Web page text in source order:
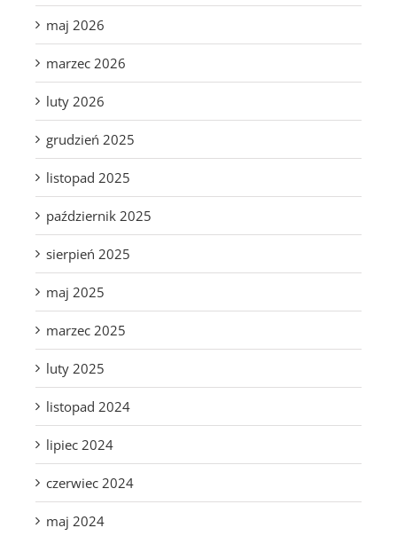
maj 2026
marzec 2026
luty 2026
grudzień 2025
listopad 2025
październik 2025
sierpień 2025
maj 2025
marzec 2025
luty 2025
listopad 2024
lipiec 2024
czerwiec 2024
maj 2024